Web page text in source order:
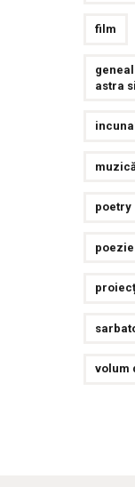
film
astra
poetry
poezie
volum